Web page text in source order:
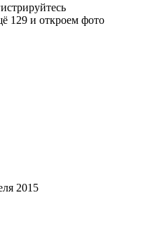
129 и откроем фото
2015